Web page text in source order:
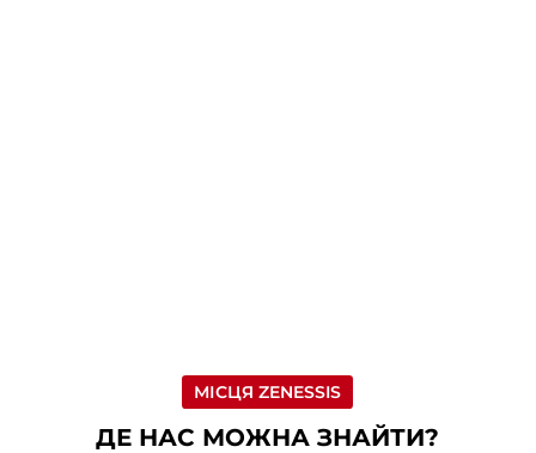
МІСЦЯ ZENESSIS
ДЕ НАС МОЖНА ЗНАЙТИ?